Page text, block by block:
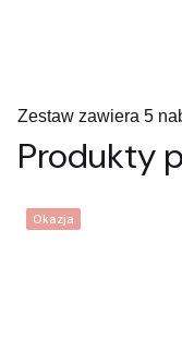
Zestaw zawiera 5
Produkty
Okazja